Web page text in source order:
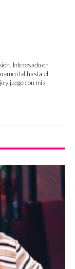
Interesado en
hasta el
y juego con mis